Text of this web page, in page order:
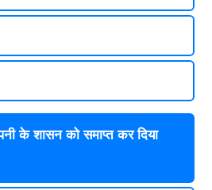
के शासन को समाप्त कर दिया